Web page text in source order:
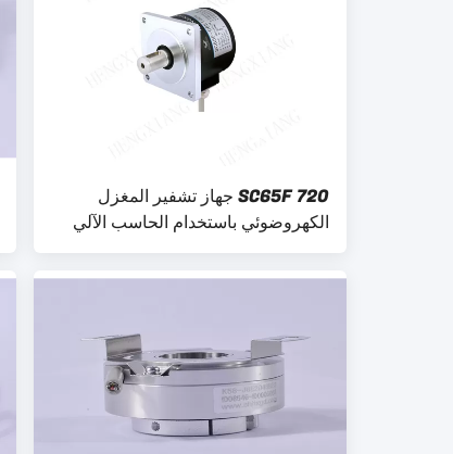
SC65F 720 جهاز تشفير المغزل
الكهروضوئي باستخدام الحاسب الآلي
النبضي R66S-15 LF / LFC